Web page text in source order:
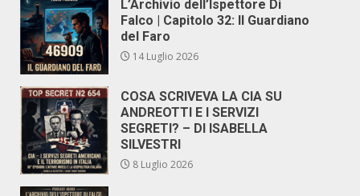
L’Archivio dell’Ispettore Di
Falco | Capitolo 32: Il Guardiano
del Faro
14 Luglio 2026
COSA SCRIVEVA LA CIA SU
ANDREOTTI E I SERVIZI
SEGRETI? – DI ISABELLA
SILVESTRI
8 Luglio 2026